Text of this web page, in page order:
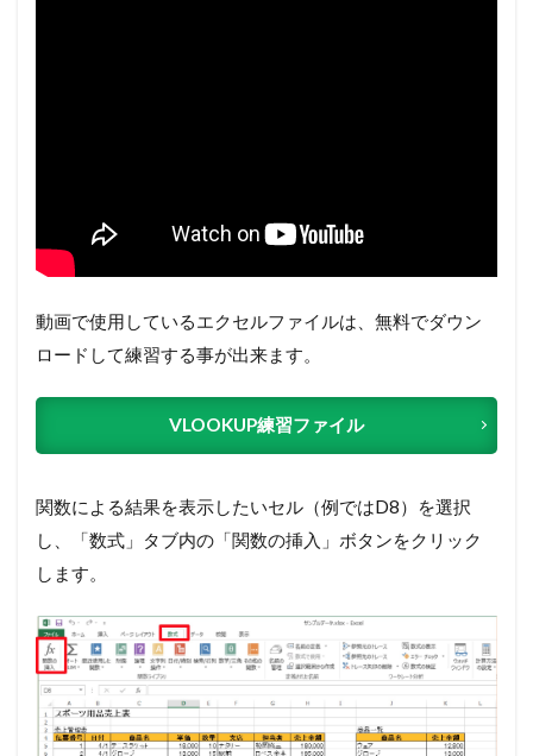
動画で使用しているエクセルファイルは、無料でダウン
ロードして練習する事が出来ます。
VLOOKUP練習ファイル
関数による結果を表示したいセル（例ではD8）を選択
し、「数式」タブ内の「関数の挿入」ボタンをクリック
します。